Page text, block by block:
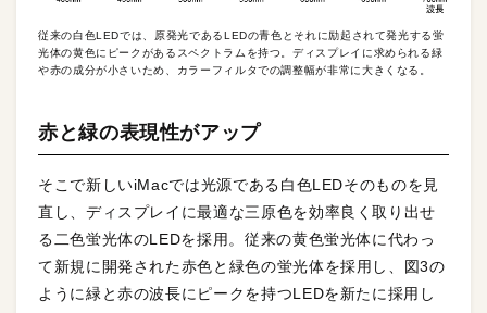
従来の白色LEDでは、原発光であるLEDの青色とそれに励起されて発光する蛍
光体の黄色にピークがあるスペクトラムを持つ。ディスプレイに求められる緑
や赤の成分が小さいため、カラーフィルタでの調整幅が非常に大きくなる。
赤と緑の表現性がアップ
そこで新しいiMacでは光源である白色LEDそのものを見
直し、ディスプレイに最適な三原色を効率良く取り出せ
る二色蛍光体のLEDを採用。従来の黄色蛍光体に代わっ
て新規に開発された赤色と緑色の蛍光体を採用し、図3の
ように緑と赤の波長にピークを持つLEDを新たに採用し